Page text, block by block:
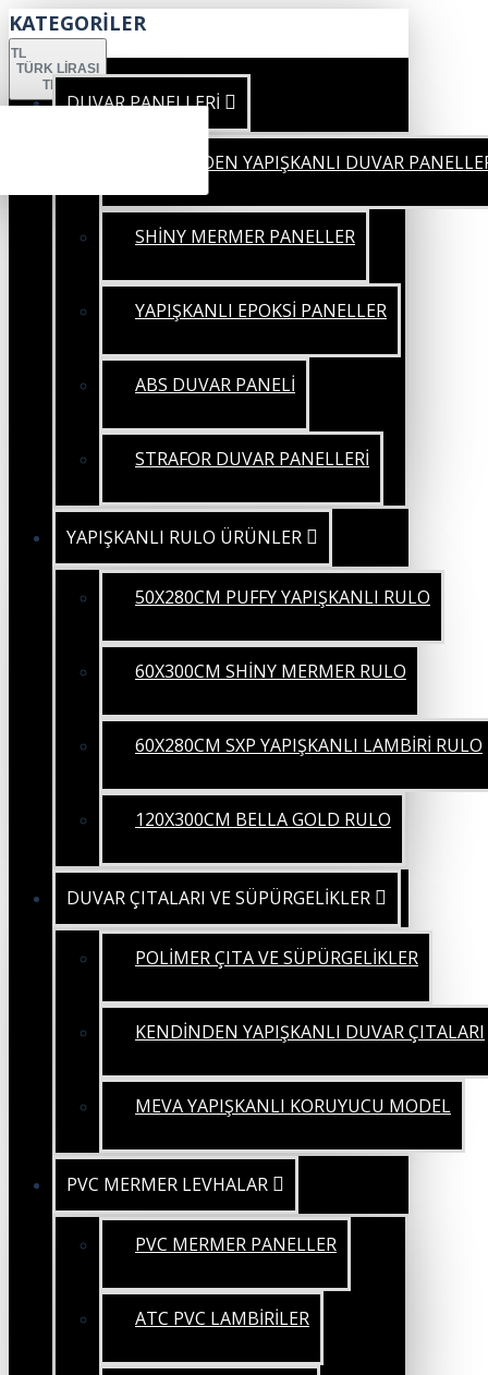
KATEGORİLER
TL
TÜRK LIRASI
TRY
DUVAR PANELLERİ
KENDİNDEN YAPIŞKANLI DUVAR
SHİNY MERMER PANELLER
YAPIŞKANLI EPOKSİ PANELLER
ABS DUVAR PANELİ
STRAFOR DUVAR PANELLERİ
YAPIŞKANLI RULO ÜRÜNLER
50X280CM PUFFY YAPIŞKANLI RULO
60X300CM SHİNY MERMER RULO
60X280CM SXP YAPIŞKANLI LAMBİRİ RULO
120X300CM BELLA GOLD RULO
DUVAR ÇITALARI VE SÜPÜRGELİKLER
POLİMER ÇITA VE SÜPÜRGELİKLER
KENDİNDEN YAPIŞKANLI DUVAR ÇITALARI
MEVA YAPIŞKANLI KORUYUCU MODEL
PVC MERMER LEVHALAR
PVC MERMER PANELLER
ATC PVC LAMBİRİLER